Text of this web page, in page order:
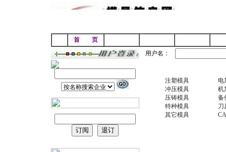
首 页
用户名：
注塑模具
冲压模具
压铸模具
特种模具
其它模具
电
机
备
刀